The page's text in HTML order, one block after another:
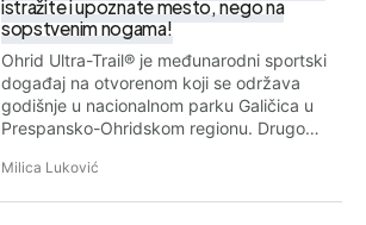
istražite i upoznate mesto, nego na
sopstvenim nogama!
Ohrid Ultra-Trail® je međunarodni sportski
događaj na otvorenom koji se održava
godišnje u nacionalnom parku Galičica u
Prespansko-Ohridskom regionu. Drugo…
Milica Luković